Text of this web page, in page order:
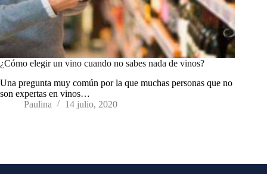
¿Cómo elegir un vino cuando no sabes nada de vinos?
Una pregunta muy común por la que muchas personas que no
son expertas en vinos…
Paulina
14 julio, 2020